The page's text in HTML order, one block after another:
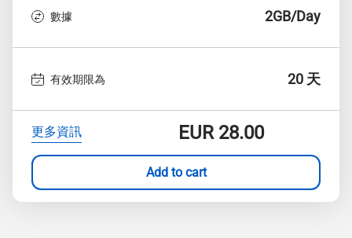
數據 2GB/Day
有效期限為 20 天
更多資訊 EUR28.00
Add to cart